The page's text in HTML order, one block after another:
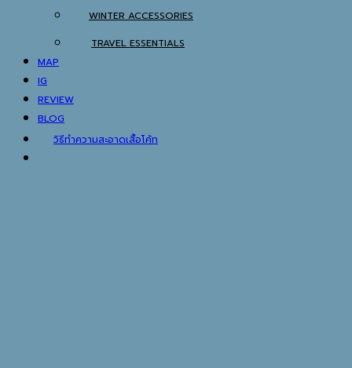
WINTER ACCESSORIES
TRAVEL ESSENTIALS
MAP
IG
REVIEW
BLOG
วิธีทำความสะอาดเสื้อโค้ท